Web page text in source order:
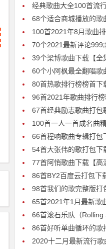
经典歌曲大全100首流
68个适合商城播放的歌
100首2021年8月歌曲
70个2021最新评论999
39个梁博歌曲下载【全
60个小阿枫最全翻唱歌曲打包下
80首热歌排行榜榜首下
96首2021年歌曲排行榜精
67首经典励志歌曲打包
100首一人一首成名曲精选下载
66首程响歌曲专辑打包
54首大张伟的歌打包下
77首阿悄歌曲下载【高
86首BY2百度云打包下
98首我们的歌完整版打包
65首2021年1月最新歌曲排行榜打
66首滚石乐队（Rolling Stones）精选歌
86首好听单曲循环的歌打
2020十二月最新流行歌曲